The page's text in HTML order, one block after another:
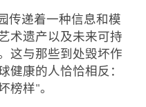
传递着一种信息和模
术遗产以及未来可持
这与那些到处毁坏作
健康的人恰恰相反：
榜样"。